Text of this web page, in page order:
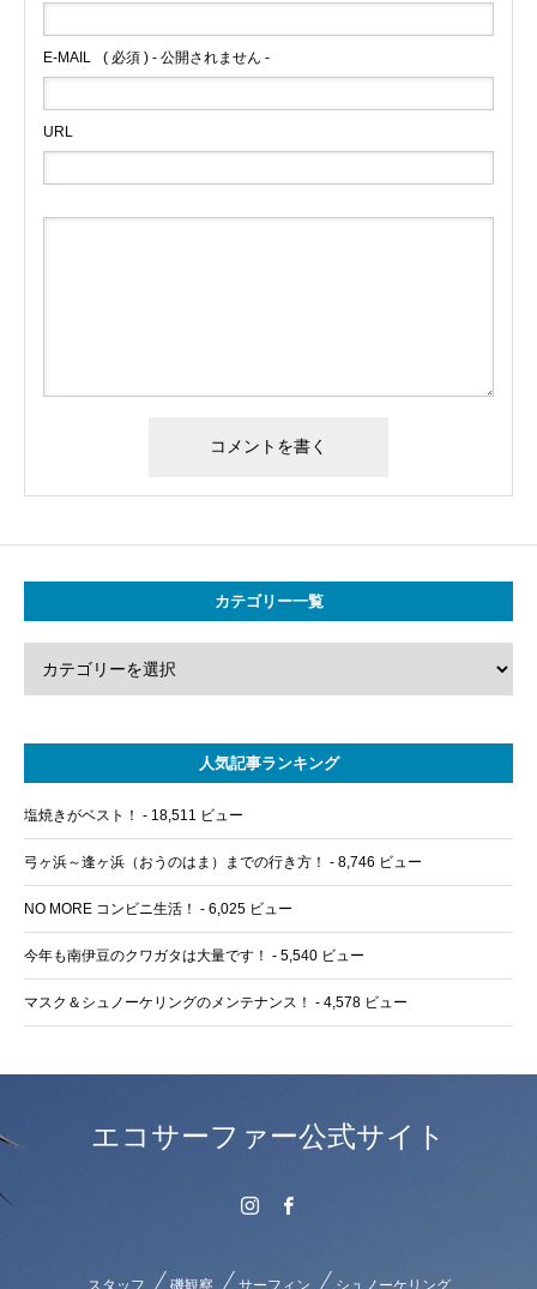
E-MAIL ( 必須 ) - 公開されません -
URL
カテゴリー一覧
人気記事ランキング
塩焼きがベスト！ - 18,511 ビュー
弓ヶ浜～逢ヶ浜（おうのはま）までの行き方！ - 8,746 ビュー
NO MORE コンビニ生活！ - 6,025 ビュー
今年も南伊豆のクワガタは大量です！ - 5,540 ビュー
マスク＆シュノーケリングのメンテナンス！ - 4,578 ビュー
エコサーファー公式サイト
スタッフ 磯観察 サーフィン シュノーケリング